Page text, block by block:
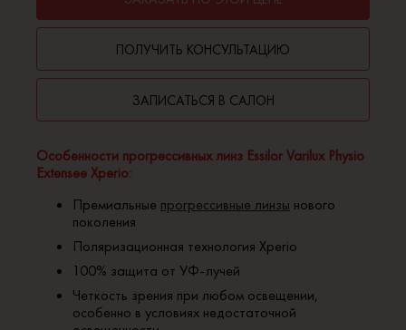
Особенности прогрессивных линз Essilor Varilux Physio
Extensee Xperio:
Премиальные прогрессивные линзы нового
поколения
Поляризационная технология Xperio
100% защита от УФ-лучей
Четкость зрения при любом освещении,
особенно в условиях недостаточной
ПОЛУЧИТЬ КОНСУЛЬТАЦИЮ
ЗАПИСАТЬСЯ В САЛОН